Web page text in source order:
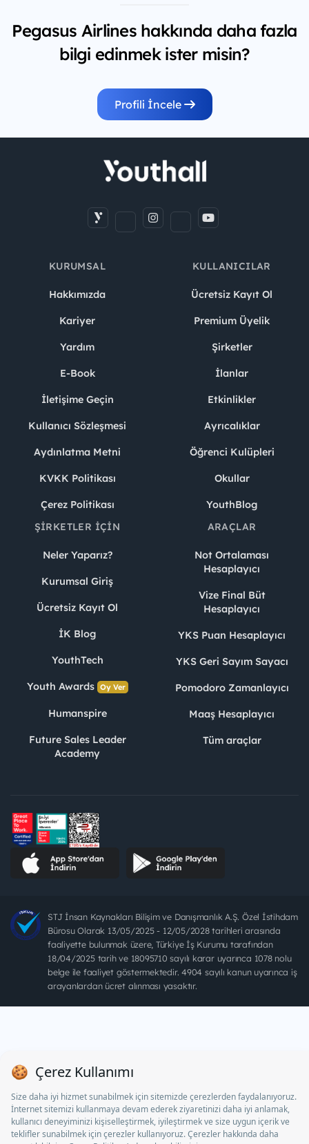
Pegasus Airlines hakkında daha fazla
bilgi edinmek ister misin?
Profili İncele
KURUMSAL
Hakkımızda
Kariyer
Yardım
E-Book
İletişime Geçin
Kullanıcı Sözleşmesi
Aydınlatma Metni
KVKK Politikası
Çerez Politikası
KULLANICILAR
Ücretsiz Kayıt Ol
Premium Üyelik
Şirketler
İlanlar
Etkinlikler
Ayrıcalıklar
Öğrenci Kulüpleri
Okullar
YouthBlog
ŞIRKETLER İÇIN
Neler Yaparız?
Kurumsal Giriş
Ücretsiz Kayıt Ol
İK Blog
YouthTech
Youth Awards Oy Ver
Humanspire
Future Sales Leader
Academy
ARAÇLAR
Not Ortalaması
Hesaplayıcı
Vize Final Büt
Hesaplayıcı
YKS Puan Hesaplayıcı
YKS Geri Sayım Sayacı
Pomodoro Zamanlayıcı
Maaş Hesaplayıcı
Tüm araçlar
STJ İnsan Kaynakları Bilişim ve Danışmanlık A.Ş. Özel İstihdam
Bürosu Olarak 13/05/2025 - 12/05/2028 tarihleri arasında
faaliyette bulunmak üzere, Türkiye İş Kurumu tarafından
18/04/2025 tarih ve 18095710 sayılı karar uyarınca 1078 nolu
belge ile faaliyet göstermektedir. 4904 sayılı kanun uyarınca iş
arayanlardan ücret alınması yasaktır.